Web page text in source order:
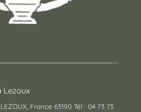
Lezoux
France 63190 Tél : 04 73 73